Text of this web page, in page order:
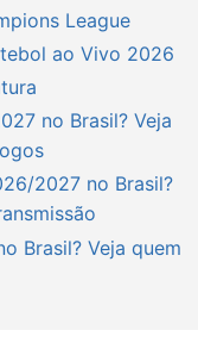
League
ao Vivo 2026
no Brasil? Veja
2027 no Brasil?
Brasil? Veja quem